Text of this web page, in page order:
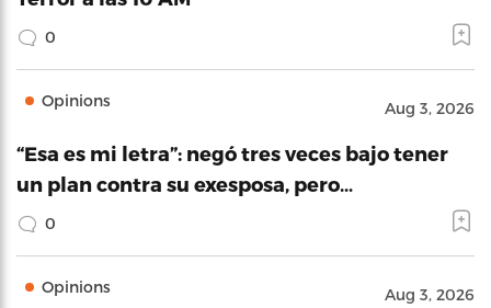
0
Opinions Aug 3, 2026
“Esa es mi letra”: negó tres veces bajo tener
un plan contra su exesposa, pero…
0
Opinions Aug 3, 2026